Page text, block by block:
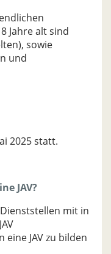
Jahre alt sind
sowie
und
2025 statt.
JAV?
mit in
JAV zu bilden